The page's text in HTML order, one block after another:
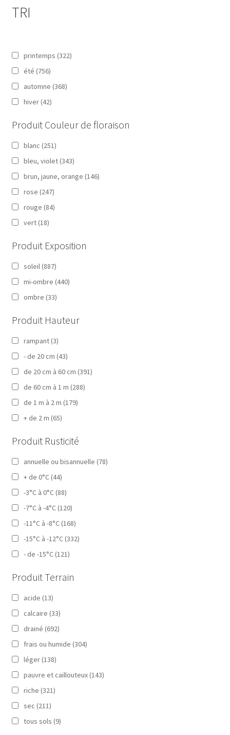
TRI
printemps (322)
été (756)
automne (368)
hiver (42)
Produit Couleur de floraison
blanc (251)
bleu, violet (343)
brun, jaune, orange (146)
rose (247)
rouge (84)
vert (18)
Produit Exposition
soleil (887)
mi-ombre (440)
ombre (33)
Produit Hauteur
rampant (3)
- de 20 cm (43)
de 20 cm à 60 cm (391)
de 60 cm à 1 m (288)
de 1 m à 2 m (179)
+ de 2 m (65)
Produit Rusticité
annuelle ou bisannuelle (78)
+ de 0°C (44)
-3°C à 0°C (88)
-7°C à -4°C (120)
-11°C à -8°C (168)
-15°C à -12°C (332)
- de -15°C (121)
Produit Terrain
acide (13)
calcaire (33)
drainé (692)
frais ou humide (304)
léger (138)
pauvre et caillouteux (143)
riche (321)
sec (211)
tous sols (9)